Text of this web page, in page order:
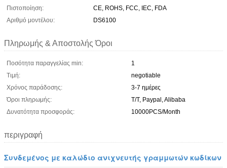
Πιστοποίηση:
CE, ROHS, FCC, IEC, FDA
Αριθμό μοντέλου:
DS6100
Πληρωμής & Αποστολής Όροι
Ποσότητα παραγγελίας min:
1
Τιμή:
negotiable
Χρόνος παράδοσης:
3-7 ημέρες
Όροι πληρωμής:
T/T, Paypal, Alibaba
Δυνατότητα προσφοράς:
10000PCS/Month
περιγραφή
Συνδεμένος με καλώδιο ανιχνευτής γραμμωτών κωδίκων